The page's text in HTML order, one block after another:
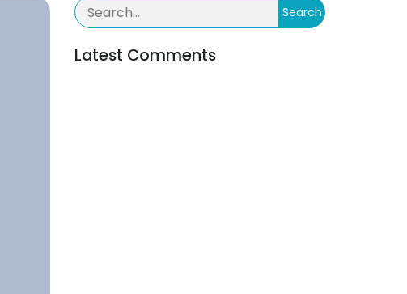
Search
Latest Comments